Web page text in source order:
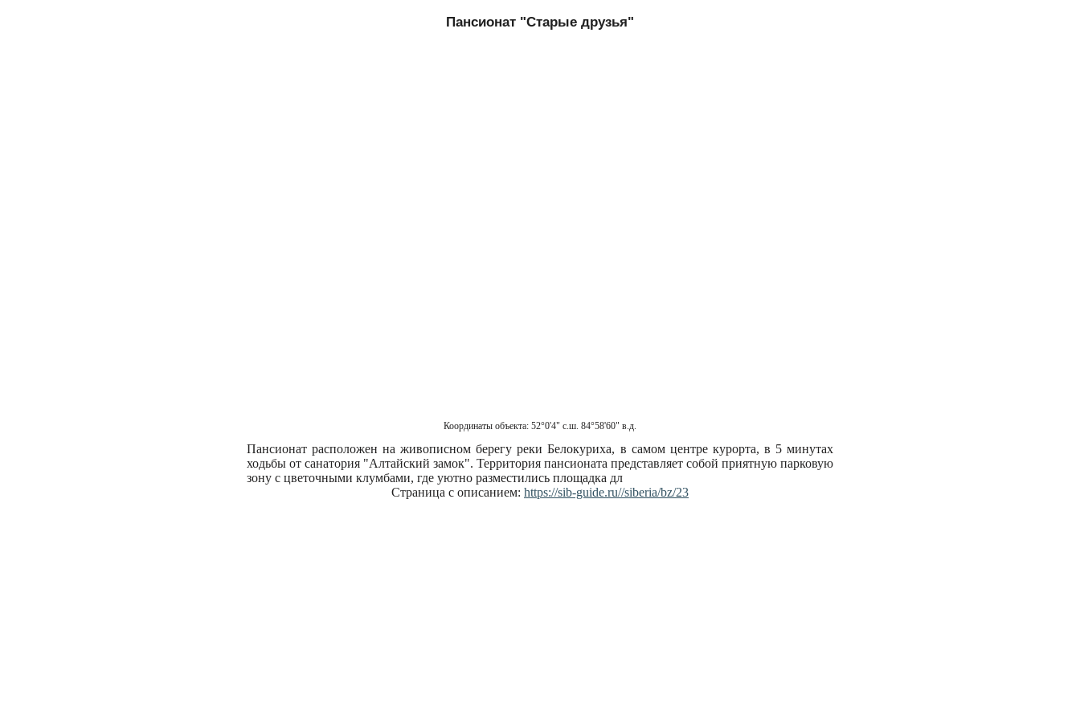
Пансионат "Старые друзья"
Координаты объекта: 52°0'4" с.ш. 84°58'60" в.д.
Пансионат расположен на живописном берегу реки Белокуриха, в самом центре курорта, в 5 минутах
ходьбы от санатория "Алтайский замок". Территория пансионата представляет собой приятную парковую
зону с цветочными клумбами, где уютно разместились площадка дл
Страница с описанием: https://sib-guide.ru//siberia/bz/23